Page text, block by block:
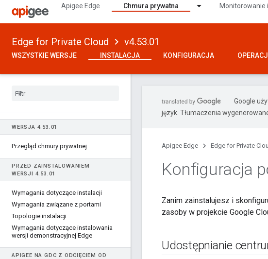
Apigee Edge Chmura prywatna Monitorowanie
Edge for Private Cloud v4.53.01
WSZYSTKIE WERSJE INSTALACJA KONFIGURACJA
WERSJA 4. 53 .01
Przegląd chmury prywatnej
PRZED ZAINSTALOWANIEM
WERSJI 4. 53 .01
Wymagania dotyczące instalacji
Wymagania związane z portami
Topologie instalacji
Wymagania dotyczące instalowania
wersji demonstracyjnej Edge
APIGEE NA GDC Z ODCIĘCIEM OD
Google
język. Tłumaczenia
Apigee Edge Edge for Private
Konfiguracja
Zanim zainstalujesz i
zasoby w projekcie Google
Udostępnianie